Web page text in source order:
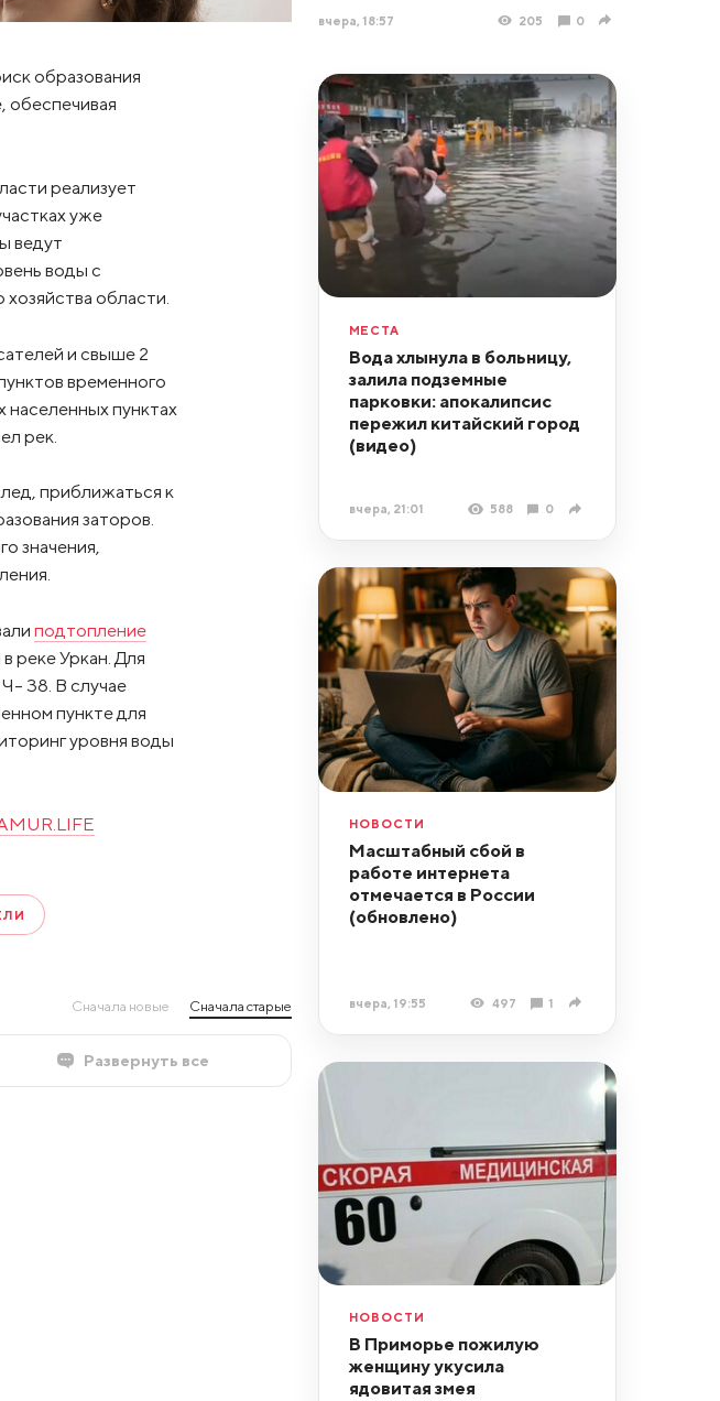
образования
обеспечивая
реализует
уже
ведут
воды с
области.
и свыше 2
временного
населенных пунктах
рек.
приближаться к
заторов.
значения,
подтопление
реке Уркан. Для
38. В случае
пункте для
уровня воды
Сначала новые Сначала старые
Развернуть все
вчера, 18:57 205 0
МЕСТА
Вода хлынула в больницу,
залила подземные
парковки: апокалипсис
пережил китайский город
(видео)
вчера, 21:01 588 0
НОВОСТИ
Масштабный сбой в
работе интернета
отмечается в России
(обновлено)
вчера, 19:55 497 1
НОВОСТИ
В Приморье пожилую
женщину укусила
ядовитая змея